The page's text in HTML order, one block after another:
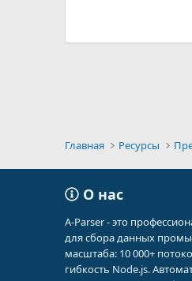
Главная Ресурсы
О нас
A-Parser - это
для сбора данных
масштаба: 10 000+
гибкость Node.js.